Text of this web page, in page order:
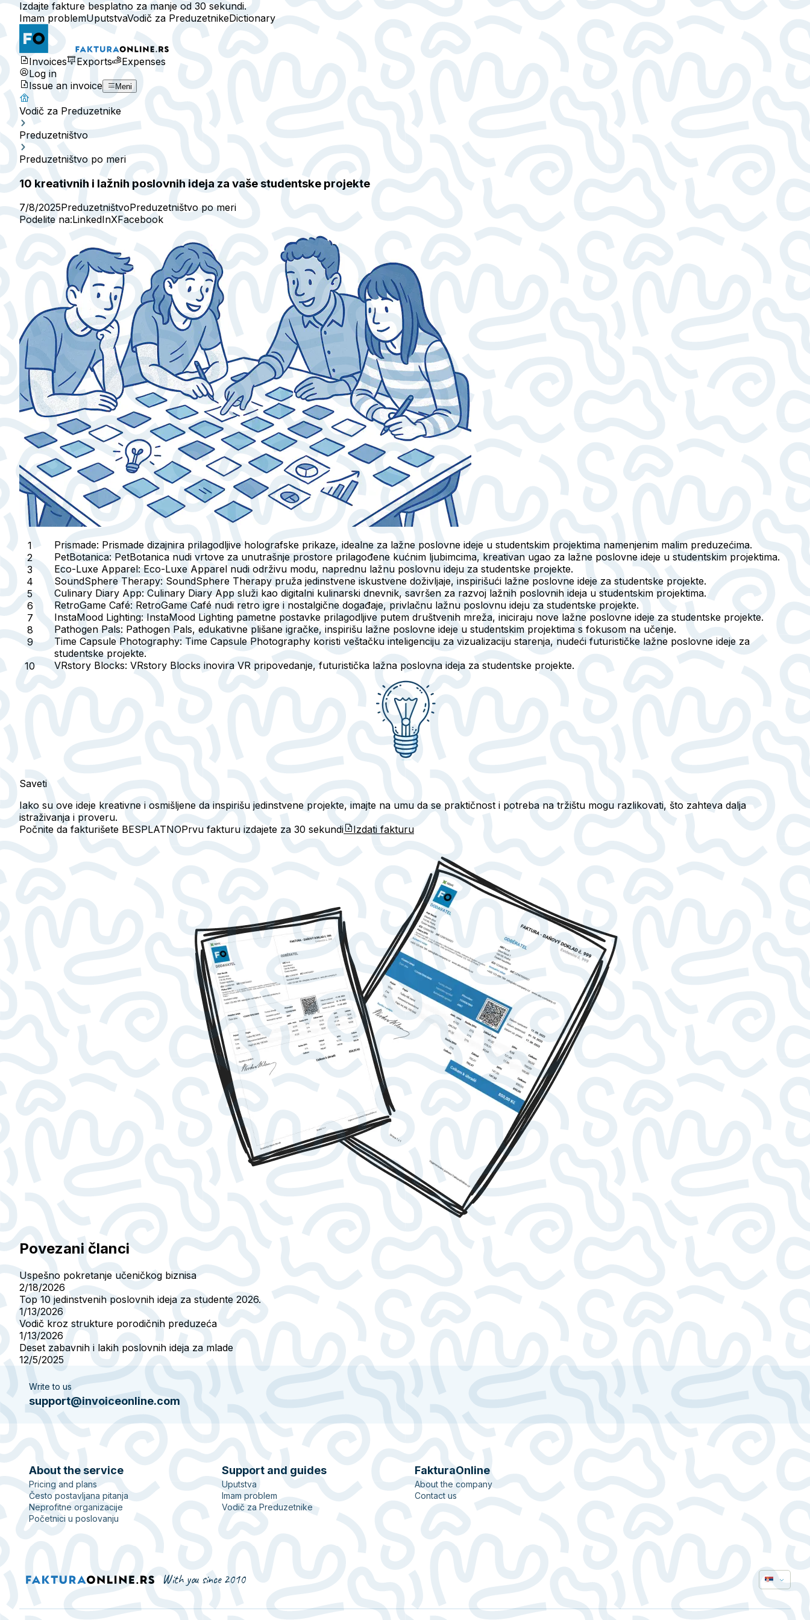
Izdajte fakture besplatno za manje od 30 sekundi.
Imam problemUputstvaVodič za PreduzetnikeDictionary
Invoices Exports
Expenses
Log in
Issue an invoice
Meni
Vodič za Preduzetnike
Preduzetništvo
Preduzetništvo po meri
10 kreativnih i lažnih poslovnih ideja za vaše studentske projekte
7/8/2025PreduzetništvoPreduzetništvo po meri
Podelite na:LinkedInXFacebook
Prismade: Prismade dizajnira prilagodljive holografske prikaze, idealne za lažne poslovne ideje u studentskim projektima namenjenim malim preduzećima.
PetBotanica: PetBotanica nudi vrtove za unutrašnje prostore prilagođene kućnim ljubimcima, kreativan ugao za lažne poslovne ideje u studentskim projektima.
Eco-Luxe Apparel: Eco-Luxe Apparel nudi održivu modu, naprednu lažnu poslovnu ideju za studentske projekte.
SoundSphere Therapy: SoundSphere Therapy pruža jedinstvene iskustvene doživljaje, inspirišući lažne poslovne ideje za studentske projekte.
Culinary Diary App: Culinary Diary App služi kao digitalni kulinarski dnevnik, savršen za razvoj lažnih poslovnih ideja u studentskim projektima.
RetroGame Café: RetroGame Café nudi retro igre i nostalgične događaje, privlačnu lažnu poslovnu ideju za studentske projekte.
InstaMood Lighting: InstaMood Lighting pametne postavke prilagodljive putem društvenih mreža, iniciraju nove lažne poslovne ideje za studentske projekte.
Pathogen Pals: Pathogen Pals, edukativne plišane igračke, inspirišu lažne poslovne ideje u studentskim projektima s fokusom na učenje.
Time Capsule Photography: Time Capsule Photography koristi veštačku inteligenciju za vizualizaciju starenja, nudeći futurističke lažne poslovne ideje za
studentske projekte.
VRstory Blocks: VRstory Blocks inovira VR pripovedanje, futuristička lažna poslovna ideja za studentske projekte.
Saveti
Iako su ove ideje kreativne i osmišljene da inspirišu jedinstvene projekte, imajte na umu da se praktičnost i potreba na tržištu mogu razlikovati, što zahteva dalja
istraživanja i proveru.
Počnite da fakturišete BESPLATNOPrvu fakturu izdajete za 30 sekundi Izdati fakturu
Povezani članci
Uspešno pokretanje učeničkog biznisa
2/18/2026
Top 10 jedinstvenih poslovnih ideja za studente 2026.
1/13/2026
Vodič kroz strukture porodičnih preduzeća
1/13/2026
Deset zabavnih i lakih poslovnih ideja za mlade
12/5/2025
Write to us
support@invoiceonline.com
About the service
Pricing and plans
Često postavljana pitanja
Neprofitne organizacije
Početnici u poslovanju
Support and guides
Uputstva
Imam problem
Vodič za Preduzetnike
FakturaOnline
About the company
Contact us
With you since 2010